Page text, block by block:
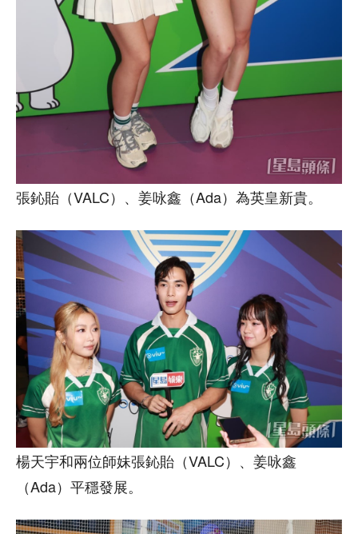
張鈊貽（VALC）、姜咏鑫（Ada）為英皇新貴。
楊天宇和兩位師妹張鈊貽（VALC）、姜咏鑫
（Ada）平穩發展。